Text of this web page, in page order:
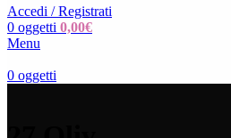
Accedi / Registrati
0 oggetti 0,00€
Menu
0 oggetti